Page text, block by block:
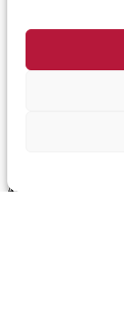
AVISO LEGAL